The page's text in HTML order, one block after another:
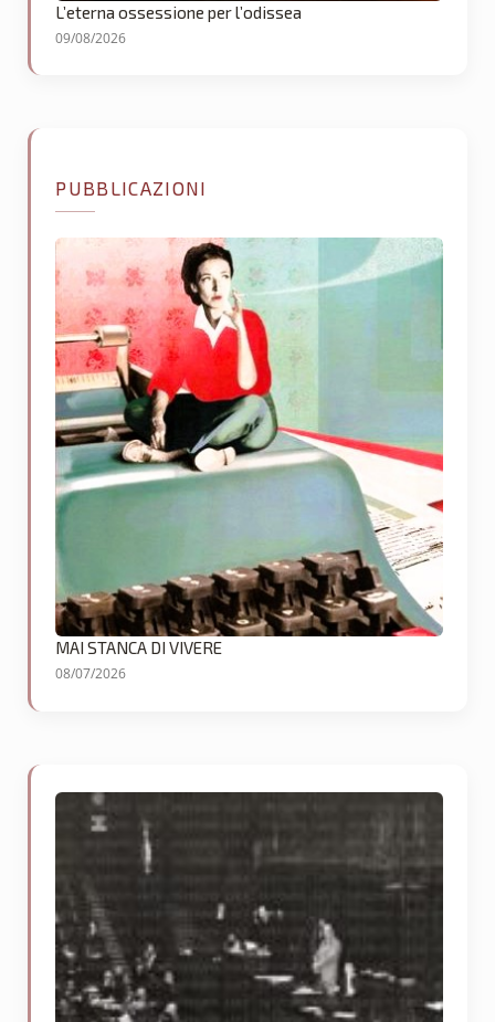
L’eterna ossessione per l’odissea
09/08/2026
PUBBLICAZIONI
MAI STANCA DI VIVERE
08/07/2026